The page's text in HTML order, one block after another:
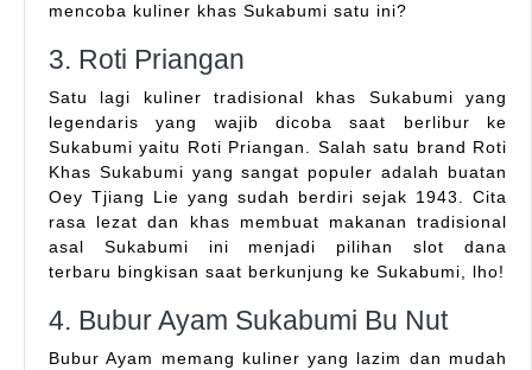
mencoba kuliner khas Sukabumi satu ini?
3. Roti Priangan
Satu lagi kuliner tradisional khas Sukabumi yang
legendaris yang wajib dicoba saat berlibur ke
Sukabumi yaitu Roti Priangan. Salah satu brand Roti
Khas Sukabumi yang sangat populer adalah buatan
Oey Tjiang Lie yang sudah berdiri sejak 1943. Cita
rasa lezat dan khas membuat makanan tradisional
asal Sukabumi ini menjadi pilihan slot dana
terbaru bingkisan saat berkunjung ke Sukabumi, lho!
4. Bubur Ayam Sukabumi Bu Nut
Bubur Ayam memang kuliner yang lazim dan mudah